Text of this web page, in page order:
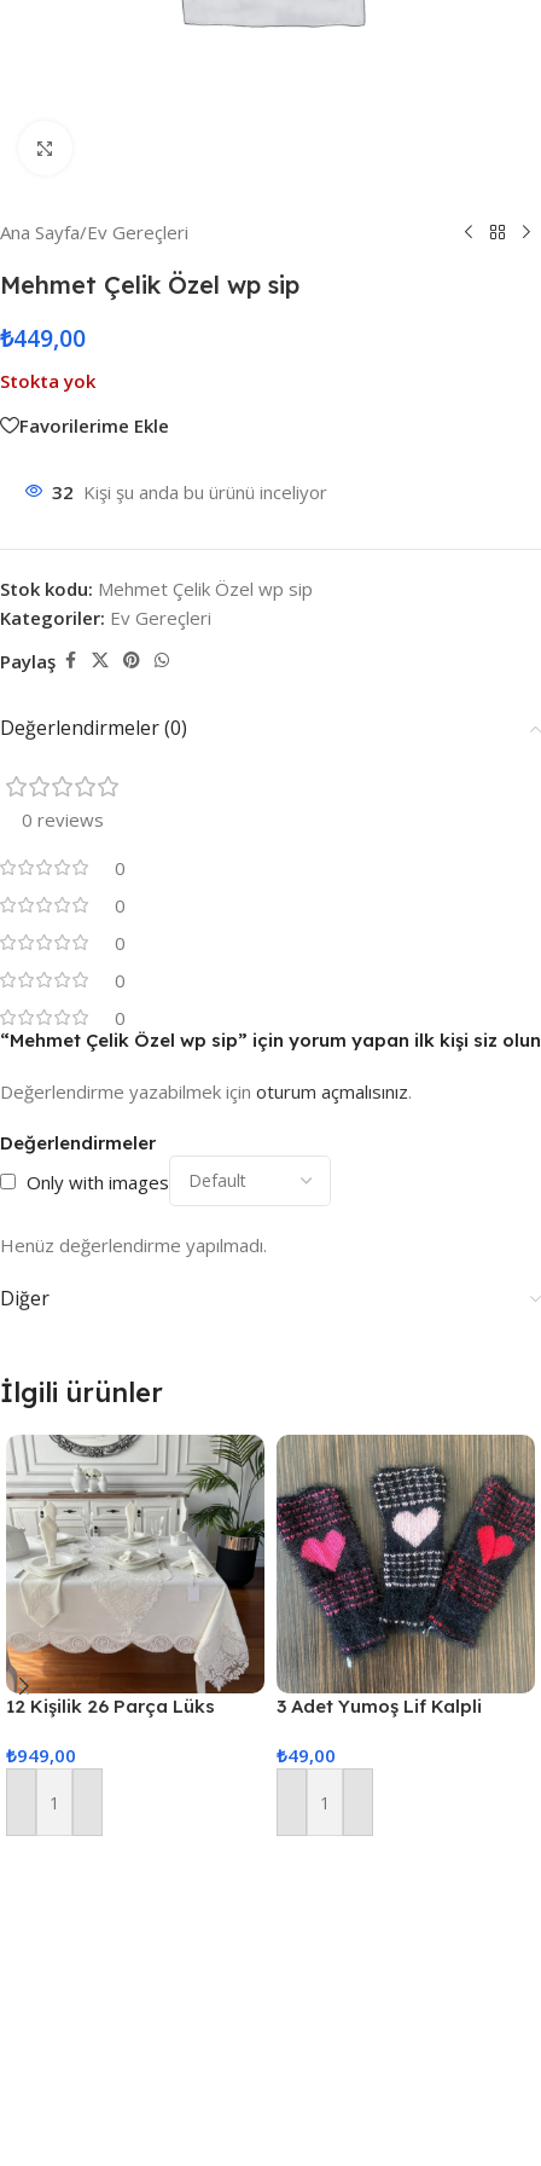
Ana Sayfa/Ev Gereçleri
Mehmet Çelik Özel wp sip
₺449,00
Stokta yok
Favorilerime Ekle
32 Kişi şu anda bu ürünü inceliyor
Stok kodu: Mehmet Çelik Özel wp sip
Kategoriler: Ev Gereçleri
Paylaş
Değerlendirmeler (0)
0 reviews
0
0
0
0
0
Değerlendirmeler
Only with images
Henüz değerlendirme yapılmadı.
“Mehmet Çelik Özel wp sip” için yorum yapan ilk kişi siz olun
Değerlendirme yazabilmek için oturum açmalısınız.
Diğer
İlgili ürünler
12 Kişilik 26 Parça Lüks
Masa Örtüsü Seti
₺949,00
Sepete Ekle
3 Adet Yumoş Lif Kalpli
₺49,00
Sepete Ekle